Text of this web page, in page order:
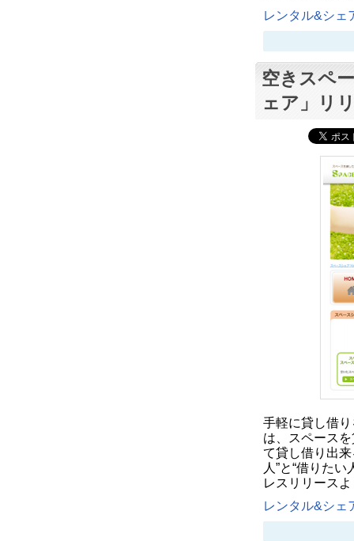
レンタル&シェ
空きスペ
ェア」リ
手軽に貸し借
は、スペース
て貸し借り出
人”と“借りた
レスリリース
レンタル&シェ